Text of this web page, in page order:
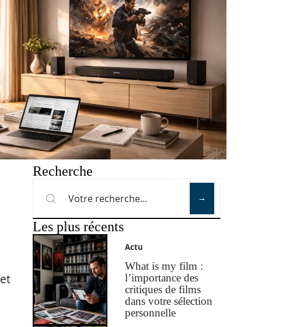
et
Recherche
Les plus récents
Actu
What is my film :
l’importance des
critiques de films
dans votre sélection
personnelle